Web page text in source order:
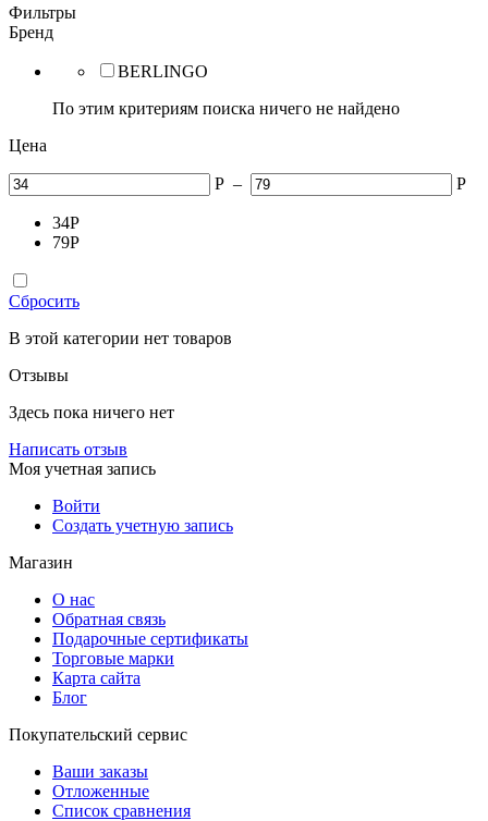
Фильтры
Бренд
BERLINGO
По этим критериям поиска ничего не найдено
Цена
Р – Р
34Р
79Р
Сбросить
В этой категории нет товаров
Отзывы
Здесь пока ничего нет
Написать отзыв
Моя учетная запись
Войти
Создать учетную запись
Магазин
О нас
Обратная связь
Подарочные сертификаты
Торговые марки
Карта сайта
Блог
Покупательский сервис
Ваши заказы
Отложенные
Список сравнения